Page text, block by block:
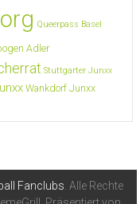
Queerpass Basel
Adler
Stuttgarter Junxx
Wankdorf Junxx
Fanclubs . Alle Rechte